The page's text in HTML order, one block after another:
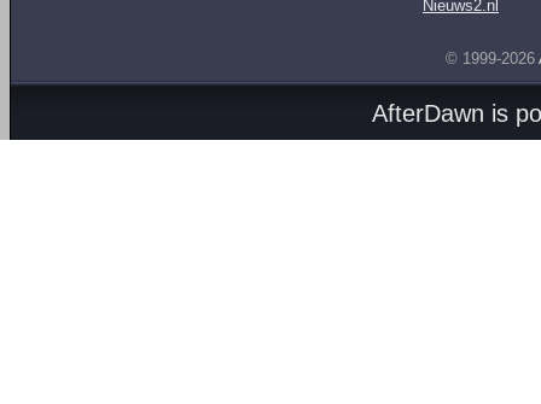
Nieuws2.nl
© 1999-2026
AfterDawn is